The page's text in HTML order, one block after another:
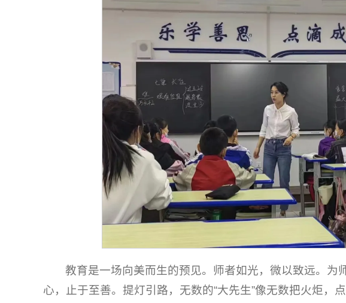
教育是一场向美而生的预见。师者如光，微以致远。为
心，止于至善。提灯引路，无数的“大先生”像无数把火炬，